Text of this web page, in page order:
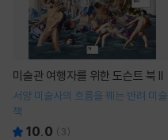
미술관 여행자를 위한 도슨트 북 II
서양 미술사의 흐름을 꿰는 반려 미술
책
10.0 ( 3)